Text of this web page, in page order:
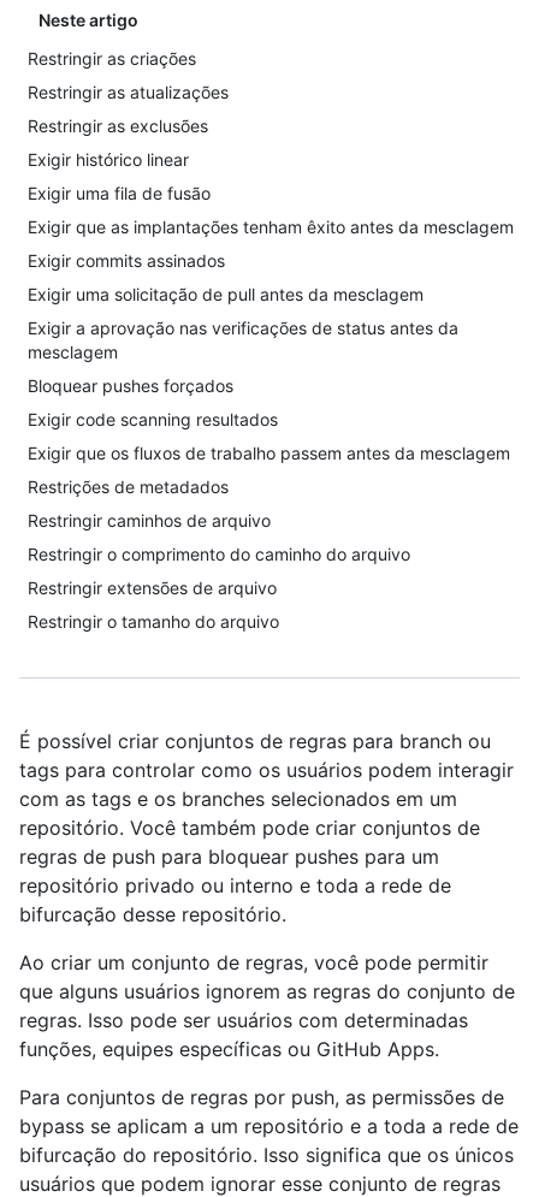
Neste artigo
Restringir as criações
Restringir as atualizações
Restringir as exclusões
Exigir histórico linear
Exigir uma fila de fusão
Exigir que as implantações tenham êxito antes da mesclagem
Exigir commits assinados
Exigir uma solicitação de pull antes da mesclagem
Exigir a aprovação nas verificações de status antes da
mesclagem
Bloquear pushes forçados
Exigir code scanning resultados
Exigir que os fluxos de trabalho passem antes da mesclagem
Restrições de metadados
Restringir caminhos de arquivo
Restringir o comprimento do caminho do arquivo
Restringir extensões de arquivo
Restringir o tamanho do arquivo
É possível criar conjuntos de regras para branch ou
tags para controlar como os usuários podem interagir
com as tags e os branches selecionados em um
repositório. Você também pode criar conjuntos de
regras de push para bloquear pushes para um
repositório privado ou interno e toda a rede de
bifurcação desse repositório.
Ao criar um conjunto de regras, você pode permitir
que alguns usuários ignorem as regras do conjunto de
regras. Isso pode ser usuários com determinadas
funções, equipes específicas ou GitHub Apps.
Para conjuntos de regras por push, as permissões de
bypass se aplicam a um repositório e a toda a rede de
bifurcação do repositório. Isso significa que os únicos
usuários que podem ignorar esse conjunto de regras